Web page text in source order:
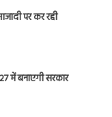
पर कर रही
में बनाएगी सरकार